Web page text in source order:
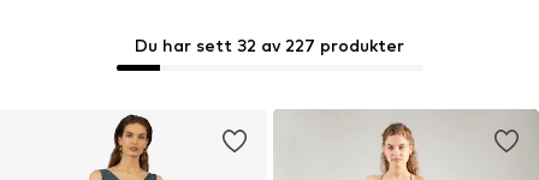
Du har sett 32 av 227 produkter